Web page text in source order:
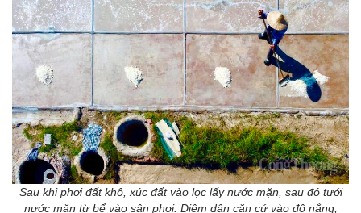
Sau khi phơi đất khô, xúc đất vào lọc lấy nước mặn, sau đó tưới
nước mặn từ bể vào sân phơi. Diêm dân căn cứ vào độ nắng,